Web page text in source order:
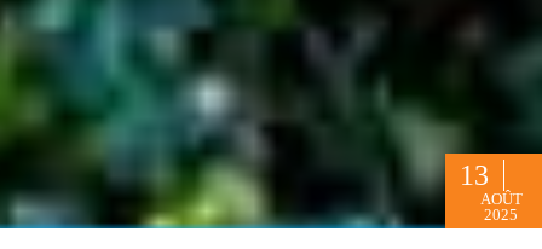
13
AOÛT
2025